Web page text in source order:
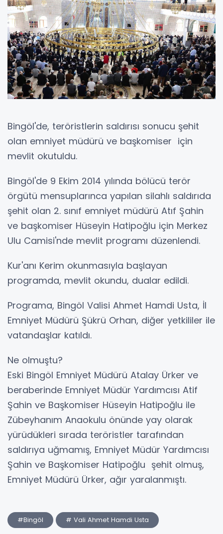
Bingöl'de, teröristlerin saldırısı sonucu şehit
olan emniyet müdürü ve başkomiser için
mevlit okutuldu.
Bingöl'de 9 Ekim 2014 yılında bölücü terör
örgütü mensuplarınca yapılan silahlı saldırıda
şehit olan 2. sınıf emniyet müdürü Atıf Şahin
ve başkomiser Hüseyin Hatipoğlu için Merkez
Ulu Camisi'nde mevlit programı düzenlendi.
Kur'anı Kerim okunmasıyla başlayan
programda, mevlit okundu, dualar edildi.
Programa, Bingöl Valisi Ahmet Hamdi Usta, İl
Emniyet Müdürü Şükrü Orhan, diğer yetkililer ile
vatandaşlar katıldı.
Ne olmuştu?
Eski Bingöl Emniyet Müdürü Atalay Ürker ve
beraberinde Emniyet Müdür Yardımcısı Atif
Şahin ve Başkomiser Hüseyin Hatipoğlu ile
Zübeyhanım Anaokulu önünde yay olarak
yürüdükleri sırada teröristler tarafından
saldırıya uğmamış, Emniyet Müdür Yardımcısı
Şahin ve Başkomiser Hatipoğlu şehit olmuş,
Emniyet Müdürü Ürker, ağır yaralanmıştı.
#Bingöl # Vali Ahmet Hamdi Usta